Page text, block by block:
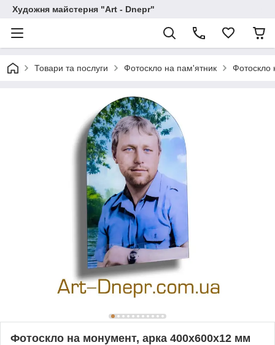
Художня майстерня "Art - Dnepr"
Товари та послуги Фотоскло на пам'ятник Фотоскло
Фотоскло на монумент, арка 400х600х12 мм